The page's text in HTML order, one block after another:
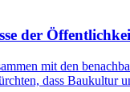
der
mit den
dass Baukultur